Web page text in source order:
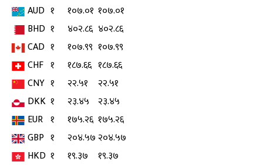
AUD १ १०७.०१ १०७.०१
BHD १ ४०२.८६ ४०२.८६
CAD १ १०७.९९ १०७.९९
CHF १ १८७.६६ १८७.६६
CNY १ २२.५१
२२.५१
DKK १ २३.४५
२३.४५
EUR १ १७५.२६ १७५.२६
GBP १ २०४.५७ २०४.५७
HKD १ १९.३७
१९.३७